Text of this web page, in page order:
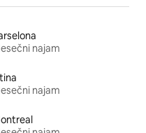
najam
najam